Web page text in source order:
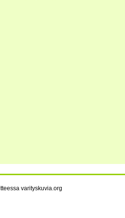
varityskuvia.org